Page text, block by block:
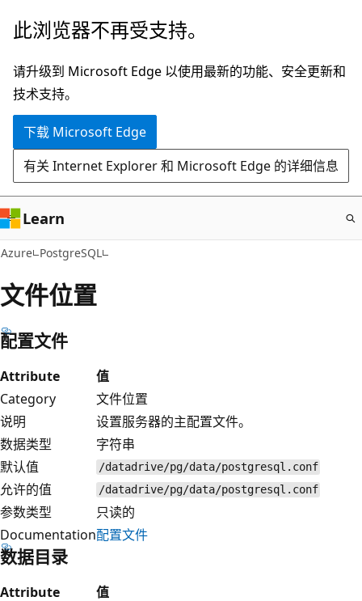
跳
主
要
内
此浏览器不再受支持。
请升级到 Microsoft Edge 以使用最新的功能、安全更新和
技术支持。
下载 Microsoft Edge
有关 Internet Explorer 和 Microsoft Edge 的详细信息
Learn
Azure PostgreSQL
文件位置
配置文件
Attribute
值
Category
文件位置
说明
设置服务器的主配置文件。
数据类型
字符串
默认值
/datadrive/pg/data/postgresql.conf
允许的值 /datadrive/pg/data/postgresql.conf
参数类型
只读的
Documentation配置文件
数据目录
Attribute
值